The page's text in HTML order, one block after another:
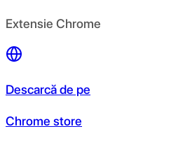
Extensie Chrome
Descarcă de pe
Chrome store